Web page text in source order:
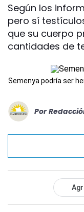
Según los
pero sí
que su cuerpo
cantidades de
Semenya podría ser
Por